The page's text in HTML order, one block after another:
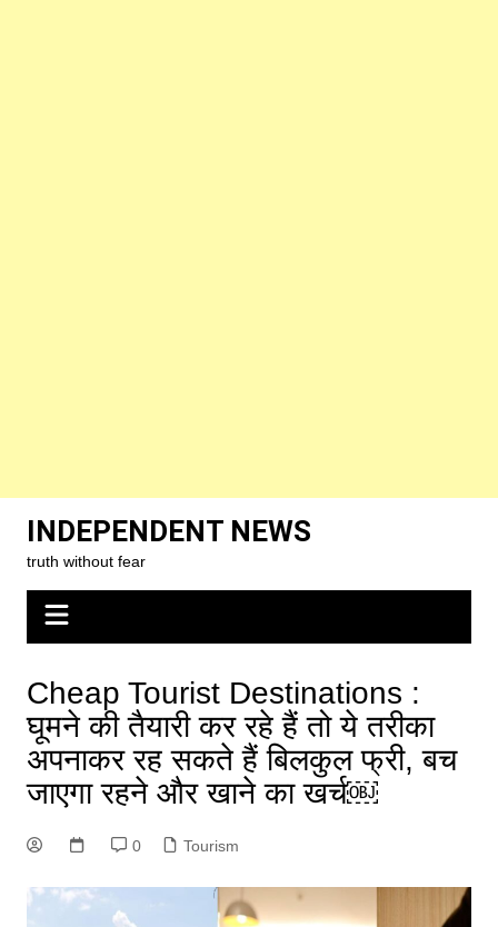
content
INDEPENDENT NEWS
truth without fear
Cheap Tourist Destinations :
घूमने की तैयारी कर रहे हैं तो ये तरीका
अपनाकर रह सकते हैं बिलकुल फ्री, बच
जाएगा रहने और खाने का खर्च￼
0 Tourism